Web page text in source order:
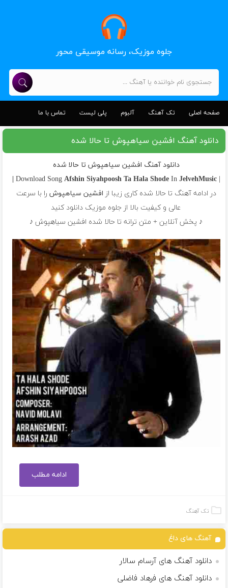
جلوه موزیک، رسانه موسیقی محور
صفحه اصلی تک آهنگ آلبوم پلی لیست تماس با ما
دانلود آهنگ افشین سیاهپوش تا حالا شده
دانلود آهنگ افشین سیاهپوش تا حالا شده
| Download Song
Afshin Siyahpoosh Ta Hala ShodeIn JelvehMusic |
در ادامه آهنگ تا حالا شده کاری زیبا از افشین سیاهپوش را با سرعت
عالی و کیفیت بالا از جلوه موزیک دانلود کنید
♪ پخش آنلاین + متن ترانه تا حالا شده افشین سیاهپوش ♪
ادامه مطلب
تک آهنگ
آهنگ های داغ
دانلود آهنگ های آرسام سالار
دانلود آهنگ های فرهاد فاضلی